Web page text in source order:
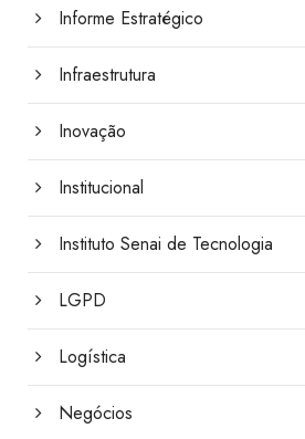
Informe Estratégico
Infraestrutura
Inovação
Institucional
Instituto Senai de Tecnologia
LGPD
Logística
Negócios